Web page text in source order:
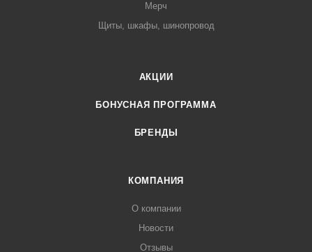
Мерч
Щиты, шкафы, шинопровод
АКЦИИ
БОНУСНАЯ ПРОГРАММА
БРЕНДЫ
КОМПАНИЯ
О компании
Новости
Отзывы